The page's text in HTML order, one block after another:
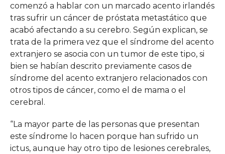
comenzó a hablar con un marcado acento irlandés
tras sufrir un cáncer de próstata metastático que
acabó afectando a su cerebro. Según explican, se
trata de la primera vez que el síndrome del acento
extranjero se asocia con un tumor de este tipo, si
bien se habían descrito previamente casos de
síndrome del acento extranjero relacionados con
otros tipos de cáncer, como el de mama o el
cerebral.
“La mayor parte de las personas que presentan
este síndrome lo hacen porque han sufrido un
ictus, aunque hay otro tipo de lesiones cerebrales,